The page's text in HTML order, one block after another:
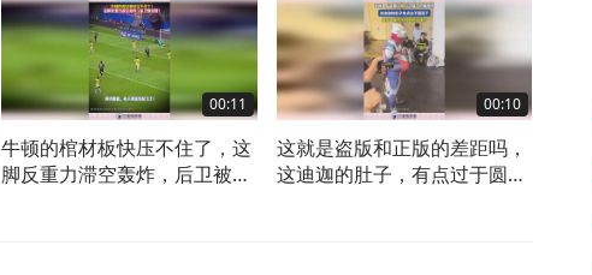
00:11
牛顿的棺材板快压不住了，这
脚反重力滞空轰炸，后卫被扣
00:10
这就是盗版和正版的差距吗，
这迪迦的肚子，有点过于圆润
国大